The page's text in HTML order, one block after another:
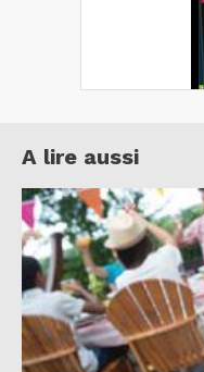
A lire aussi